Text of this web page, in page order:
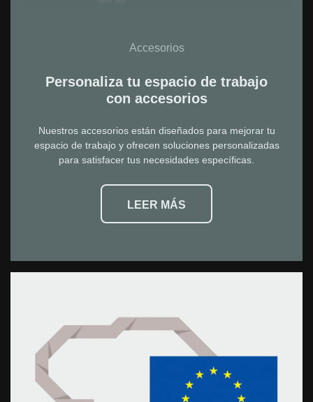
Accesorios
Personaliza tu espacio de trabajo
con accesorios
Nuestros accesorios están diseñados para mejorar tu
espacio de trabajo y ofrecen soluciones personalizadas
para satisfacer tus necesidades específicas.
LEER MÁS